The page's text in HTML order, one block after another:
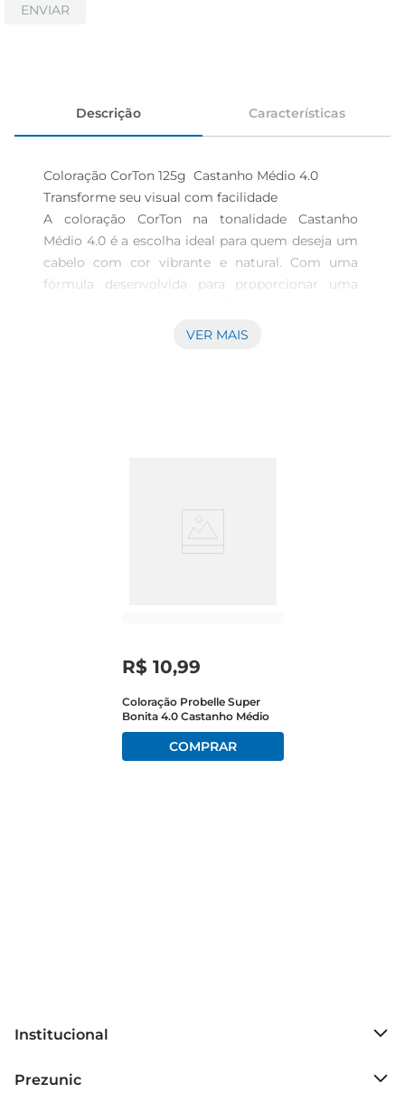
ENVIAR
Descrição Características
Coloração CorTon 125g  Castanho Médio 4.0
Transforme seu visual com facilidade
A coloração CorTon na tonalidade Castanho
Médio 4.0 é a escolha ideal para quem deseja um
cabelo com cor vibrante e natural. Com uma
fórmula desenvolvida para proporcionar uma
coloração oferece resultados duradouros e uma
VER MAIS
R$ 10,99
Coloração Probelle Super
Bonita 4.0 Castanho Médio
Institucional
Grupo Cencosud
Prezunic